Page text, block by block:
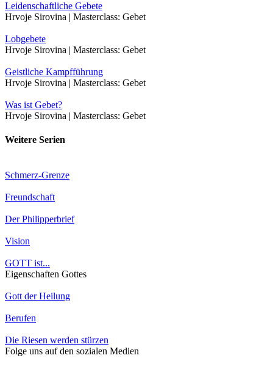
Leidenschaftliche Gebete
Hrvoje Sirovina | Masterclass: Gebet
Lobgebete
Hrvoje Sirovina | Masterclass: Gebet
Geistliche Kampfführung
Hrvoje Sirovina | Masterclass: Gebet
Was ist Gebet?
Hrvoje Sirovina | Masterclass: Gebet
Weitere Serien
Schmerz-Grenze
Freundschaft
Der Philipperbrief
Vision
GOTT ist...
Eigenschaften Gottes
Gott der Heilung
Berufen
Die Riesen werden stürzen
Folge uns auf den sozialen Medien